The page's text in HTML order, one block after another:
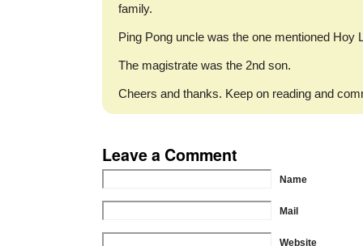
family.
Ping Pong uncle was the one mentioned Hoy
The magistrate was the 2nd son.
Cheers and thanks. Keep on reading and
Leave a Comment
Name
Mail
Website